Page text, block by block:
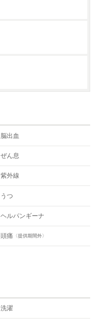
脳出血
ぜん息
紫外線
うつ
ヘルパンギーナ
頭痛 〈提供期間外〉
洗濯